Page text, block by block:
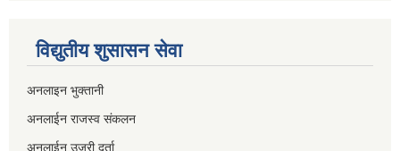
विद्युतीय शुसासन सेवा
अनलाइन भुक्तानी
अनलाईन राजस्व संकलन
अनलाईन उजुरी दर्ता